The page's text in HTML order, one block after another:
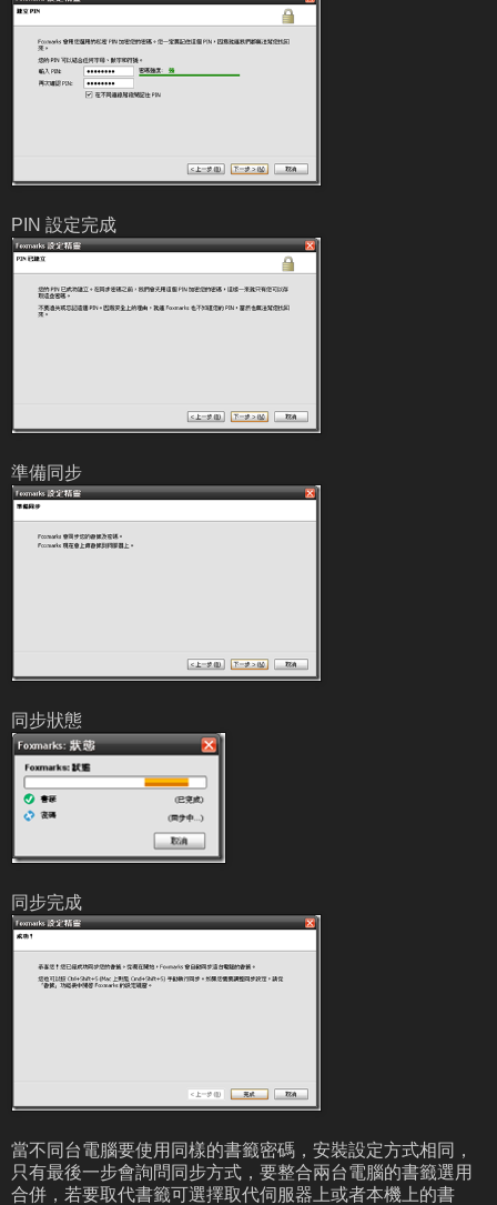
PIN 設定完成
準備同步
同步狀態
同步完成
當不同台電腦要使用同樣的書籤密碼，安裝設定方式相同，
只有最後一步會詢問同步方式，要整合兩台電腦的書籤選用
合併，若要取代書籤可選擇取代伺服器上或者本機上的書